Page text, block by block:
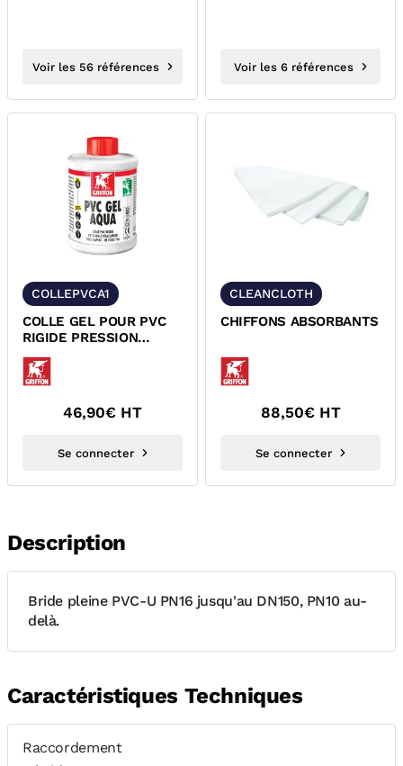
Voir les 56 références Voir les 6 références
COLLEPVCA1
COLLE GEL POUR PVC
RIGIDE PRESSION
EVACUATION ACS
GRIFFON 6140216
46,90€ HT
Se connecter
CLEANCLOTH
CHIFFONS ABSORBANTS
88,50€ HT
Se connecter
Description
Bride pleine PVC-U PN16 jusqu'au DN150, PN10 au-
delà.
Caractéristiques Techniques
Raccordement